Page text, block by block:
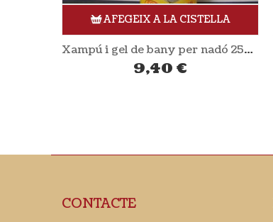
AFEGEIX A LA CISTELLA
Protector labial llimona 4,5gr LILÀ
4,30 €
CONTACTE